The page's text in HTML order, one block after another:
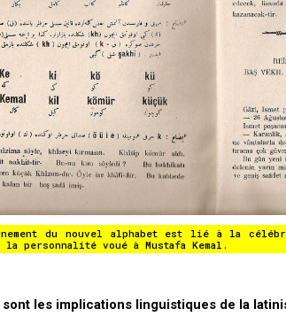
du nouvel alphabet est lié à la
personnalité voué à Mustafa Kemal.
sont les implications linguistiques de la